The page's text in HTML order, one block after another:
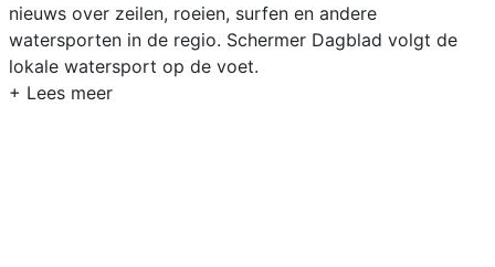
nieuws over zeilen, roeien, surfen en andere
watersporten in de regio. Schermer Dagblad volgt de
lokale watersport op de voet.